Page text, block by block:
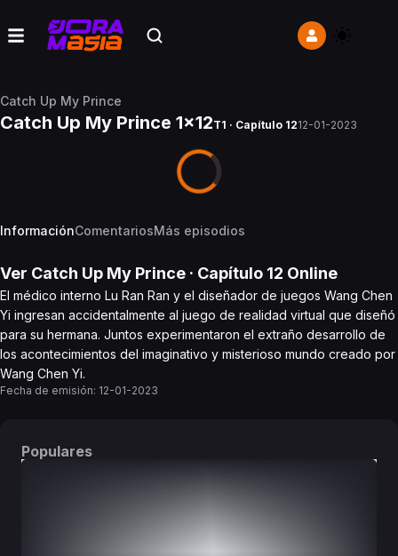
Catch Up My Prince
Catch Up My Prince 1x12T1 · Capítulo 1212-01-2023
InformaciónComentariosMás episodios
Ver Catch Up My Prince · Capítulo 12 Online
El médico interno Lu Ran Ran y el diseñador de juegos Wang Chen
Yi ingresan accidentalmente al juego de realidad virtual que diseñó
para su hermana. Juntos experimentaron el extraño desarrollo de
los acontecimientos del imaginativo y misterioso mundo creado por
Wang Chen Yi.
Fecha de emisión: 12-01-2023
Populares